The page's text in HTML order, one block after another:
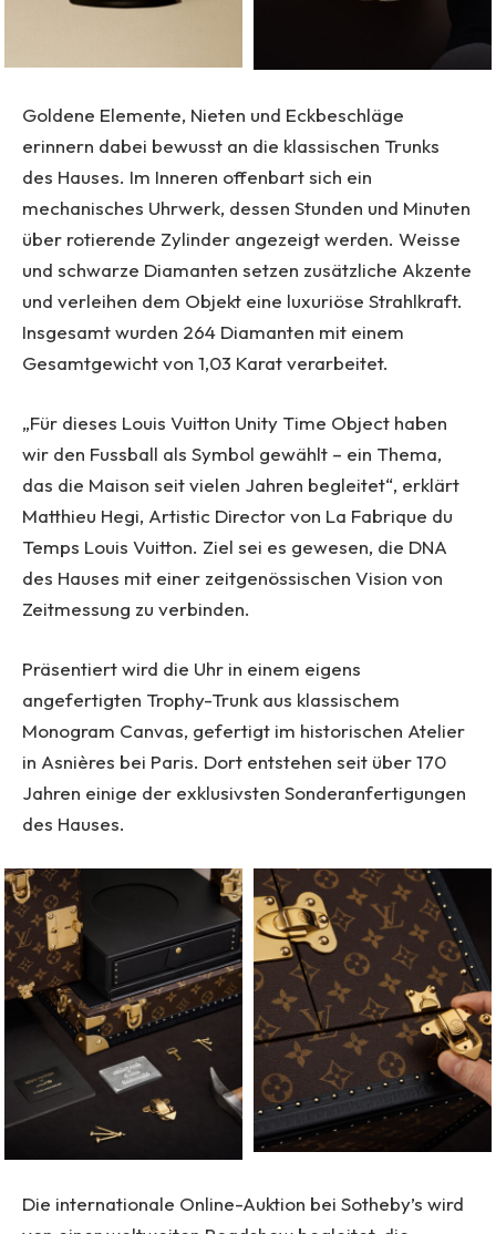
Goldene Elemente, Nieten und Eckbeschläge
erinnern dabei bewusst an die klassischen Trunks
des Hauses. Im Inneren offenbart sich ein
mechanisches Uhrwerk, dessen Stunden und Minuten
über rotierende Zylinder angezeigt werden. Weisse
und schwarze Diamanten setzen zusätzliche Akzente
und verleihen dem Objekt eine luxuriöse Strahlkraft.
Insgesamt wurden 264 Diamanten mit einem
Gesamtgewicht von 1,03 Karat verarbeitet.
„Für dieses Louis Vuitton Unity Time Object haben
wir den Fussball als Symbol gewählt – ein Thema,
das die Maison seit vielen Jahren begleitet“, erklärt
Matthieu Hegi, Artistic Director von La Fabrique du
Temps Louis Vuitton. Ziel sei es gewesen, die DNA
des Hauses mit einer zeitgenössischen Vision von
Zeitmessung zu verbinden.
Präsentiert wird die Uhr in einem eigens
angefertigten Trophy-Trunk aus klassischem
Monogram Canvas, gefertigt im historischen Atelier
in Asnières bei Paris. Dort entstehen seit über 170
Jahren einige der exklusivsten Sonderanfertigungen
des Hauses.
Die internationale Online-Auktion bei Sotheby’s wird